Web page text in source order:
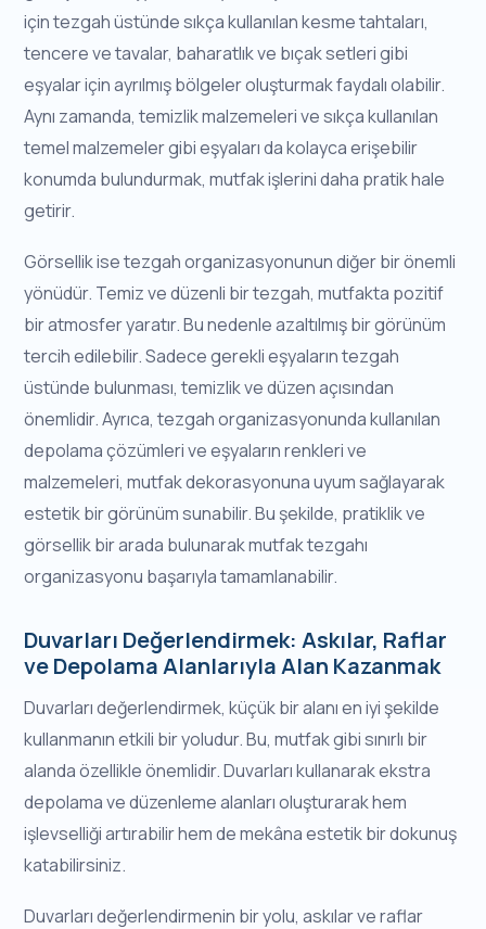
için tezgah üstünde sıkça kullanılan kesme tahtaları,
tencere ve tavalar, baharatlık ve bıçak setleri gibi
eşyalar için ayrılmış bölgeler oluşturmak faydalı olabilir.
Aynı zamanda, temizlik malzemeleri ve sıkça kullanılan
temel malzemeler gibi eşyaları da kolayca erişebilir
konumda bulundurmak, mutfak işlerini daha pratik hale
getirir.
Görsellik ise tezgah organizasyonunun diğer bir önemli
yönüdür. Temiz ve düzenli bir tezgah, mutfakta pozitif
bir atmosfer yaratır. Bu nedenle azaltılmış bir görünüm
tercih edilebilir. Sadece gerekli eşyaların tezgah
üstünde bulunması, temizlik ve düzen açısından
önemlidir. Ayrıca, tezgah organizasyonunda kullanılan
depolama çözümleri ve eşyaların renkleri ve
malzemeleri, mutfak dekorasyonuna uyum sağlayarak
estetik bir görünüm sunabilir. Bu şekilde, pratiklik ve
görsellik bir arada bulunarak mutfak tezgahı
organizasyonu başarıyla tamamlanabilir.
Duvarları Değerlendirmek: Askılar, Raflar
ve Depolama Alanlarıyla Alan Kazanmak
Duvarları değerlendirmek, küçük bir alanı en iyi şekilde
kullanmanın etkili bir yoludur. Bu, mutfak gibi sınırlı bir
alanda özellikle önemlidir. Duvarları kullanarak ekstra
depolama ve düzenleme alanları oluşturarak hem
işlevselliği artırabilir hem de mekâna estetik bir dokunuş
katabilirsiniz.
Duvarları değerlendirmenin bir yolu, askılar ve raflar